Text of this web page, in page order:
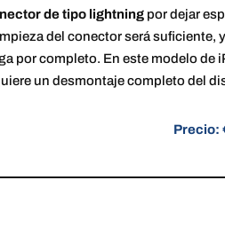
de tipo lightning por dejar
del conector será suficiente,
por completo. En este modelo de
un desmontaje completo del
Precio: